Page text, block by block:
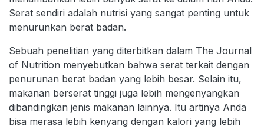
Serat sendiri adalah nutrisi yang sangat penting untuk
menurunkan berat badan.
Sebuah penelitian yang diterbitkan dalam The Journal
of Nutrition menyebutkan bahwa serat terkait dengan
penurunan berat badan yang lebih besar. Selain itu,
makanan berserat tinggi juga lebih mengenyangkan
dibandingkan jenis makanan lainnya. Itu artinya Anda
bisa merasa lebih kenyang dengan kalori yang lebih